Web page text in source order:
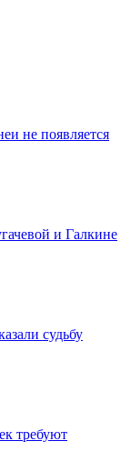
не появляется
и Галкине
судьбу
требуют